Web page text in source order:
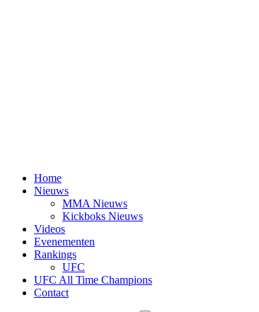
Home
Nieuws
MMA Nieuws
Kickboks Nieuws
Videos
Evenementen
Rankings
UFC
UFC All Time Champions
Contact